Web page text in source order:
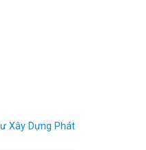
Xây Dựng Phát